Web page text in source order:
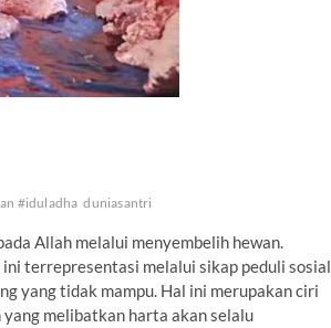
#iduladha duniasantri
Allah melalui menyembelih hewan.
terrepresentasi melalui sikap peduli sosial
yang tidak mampu. Hal ini merupakan ciri
melibatkan harta akan selalu